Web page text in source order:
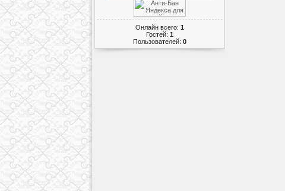
Онлайн всего: 1
Гостей: 1
Пользователей: 0